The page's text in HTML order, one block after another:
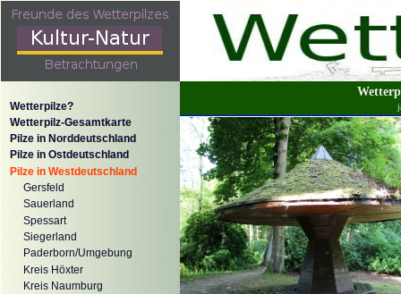
Wetterpilze?
Wetterpilz-Gesamtkarte
Pilze in Norddeutschland
Pilze in Ostdeutschland
Pilze in Westdeutschland
Gersfeld
Sauerland
Spessart
Siegerland
Paderborn/Umgebung
Kreis Höxter
Kreis Naumburg